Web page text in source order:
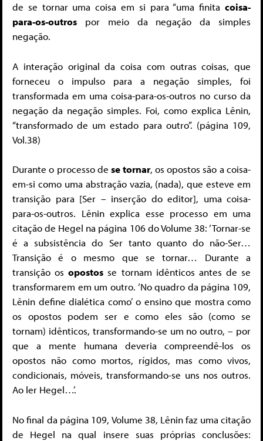
de se tornar uma coisa em si para “uma finita coisa-
para-os-outros por meio da negação da simples
negação.
A interação original da coisa com outras coisas, que
forneceu o impulso para a negação simples, foi
transformada em uma coisa-para-os-outros no curso da
negação da negação simples. Foi, como explica Lênin,
“transformado de um estado para outro”. (página 109,
Vol.38)
Durante o processo dese tornar, os opostos são a coisa-
em-si como uma abstração vazia, (nada), que esteve em
transição para [Ser – inserção do editor], uma coisa-
para-os-outros. Lênin explica esse processo em uma
citação de Hegel na página 106 do Volume 38: ‘Tornar-se
é a subsistência do Ser tanto quanto do não-Ser…
Transição é o mesmo que se tornar… Durante a
transição osopostos se tornam idênticos antes de se
transformarem em um outro. ‘No quadro da página 109,
Lênin define dialética como’ o ensino que mostra como
os opostos podem ser e como eles são (como se
tornam) idênticos, transformando-se um no outro, – por
que a mente humana deveria compreendê-los os
opostos não como mortos, rígidos, mas como vivos,
condicionais, móveis, transformando-se uns nos outros.
Ao ler Hegel…’.
No final da página 109, Volume 38, Lênin faz uma citação
de Hegel na qual insere suas próprias conclusões: